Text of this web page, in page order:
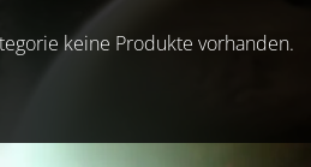
keine Produkte vorhanden.